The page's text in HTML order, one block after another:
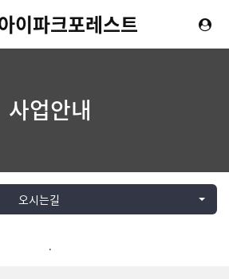
이파크포레스트
사업안내
오시는길
.